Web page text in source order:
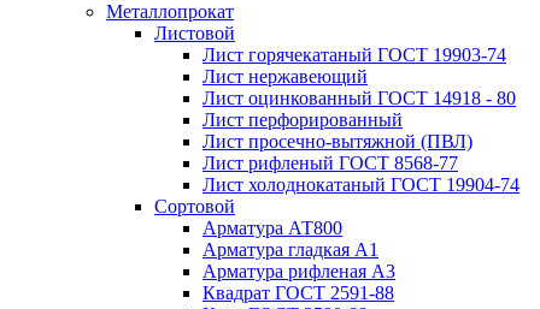
Металлопрокат
Листовой
Лист горячекатаный ГОСТ 19903-74
Лист нержавеющий
Лист оцинкованный ГОСТ 14918 - 80
Лист перфорированный
Лист просечно-вытяжной (ПВЛ)
Лист рифленый ГОСТ 8568-77
Лист холоднокатаный ГОСТ 19904-74
Сортовой
Арматура АТ800
Арматура гладкая А1
Арматура рифленая А3
Квадрат ГОСТ 2591-88